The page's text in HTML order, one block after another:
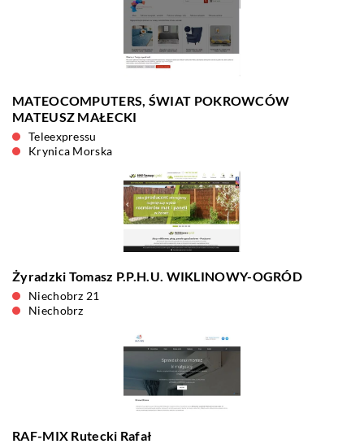
MATEOCOMPUTERS, ŚWIAT POKROWCÓW
MATEUSZ MAŁECKI
Teleexpressu
Krynica Morska
Żyradzki Tomasz P.P.H.U. WIKLINOWY-OGRÓD
Niechobrz 21
Niechobrz
RAF-MIX Rutecki Rafał